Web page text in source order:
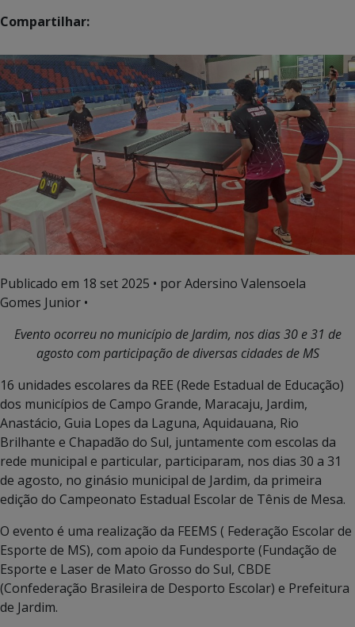
Compartilhar:
Publicado em 18 set 2025 • por Adersino Valensoela
Gomes Junior •
Evento ocorreu no município de Jardim, nos dias 30 e 31 de
agosto com participação de diversas cidades de MS
16 unidades escolares da REE (Rede Estadual de Educação)
dos municípios de Campo Grande, Maracaju, Jardim,
Anastácio, Guia Lopes da Laguna, Aquidauana, Rio
Brilhante e Chapadão do Sul, juntamente com escolas da
rede municipal e particular, participaram, nos dias 30 a 31
de agosto, no ginásio municipal de Jardim, da primeira
edição do Campeonato Estadual Escolar de Tênis de Mesa.
O evento é uma realização da FEEMS ( Federação Escolar de
Esporte de MS), com apoio da Fundesporte (Fundação de
Esporte e Laser de Mato Grosso do Sul, CBDE
(Confederação Brasileira de Desporto Escolar) e Prefeitura
de Jardim.